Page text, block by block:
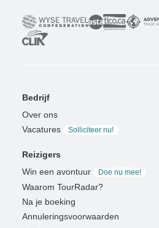
Bedrijf
Over ons
Vacatures
Solliciteer nu!
Reizigers
Win een avontuur
Doe nu mee!
Waarom TourRadar?
Na je boeking
Annuleringsvoorwaarden